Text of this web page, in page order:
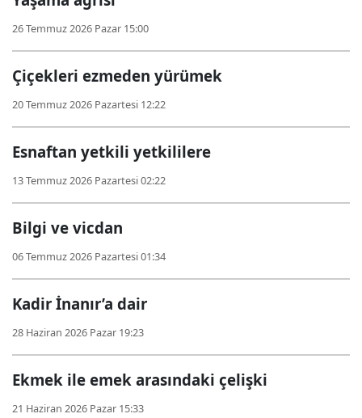
26 Temmuz 2026 Pazar 15:00
Çiçekleri ezmeden yürümek
20 Temmuz 2026 Pazartesi 12:22
Esnaftan yetkili yetkililere
13 Temmuz 2026 Pazartesi 02:22
Bilgi ve vicdan
06 Temmuz 2026 Pazartesi 01:34
Kadir İnanır’a dair
28 Haziran 2026 Pazar 19:23
Ekmek ile emek arasındaki çelişki
21 Haziran 2026 Pazar 15:33